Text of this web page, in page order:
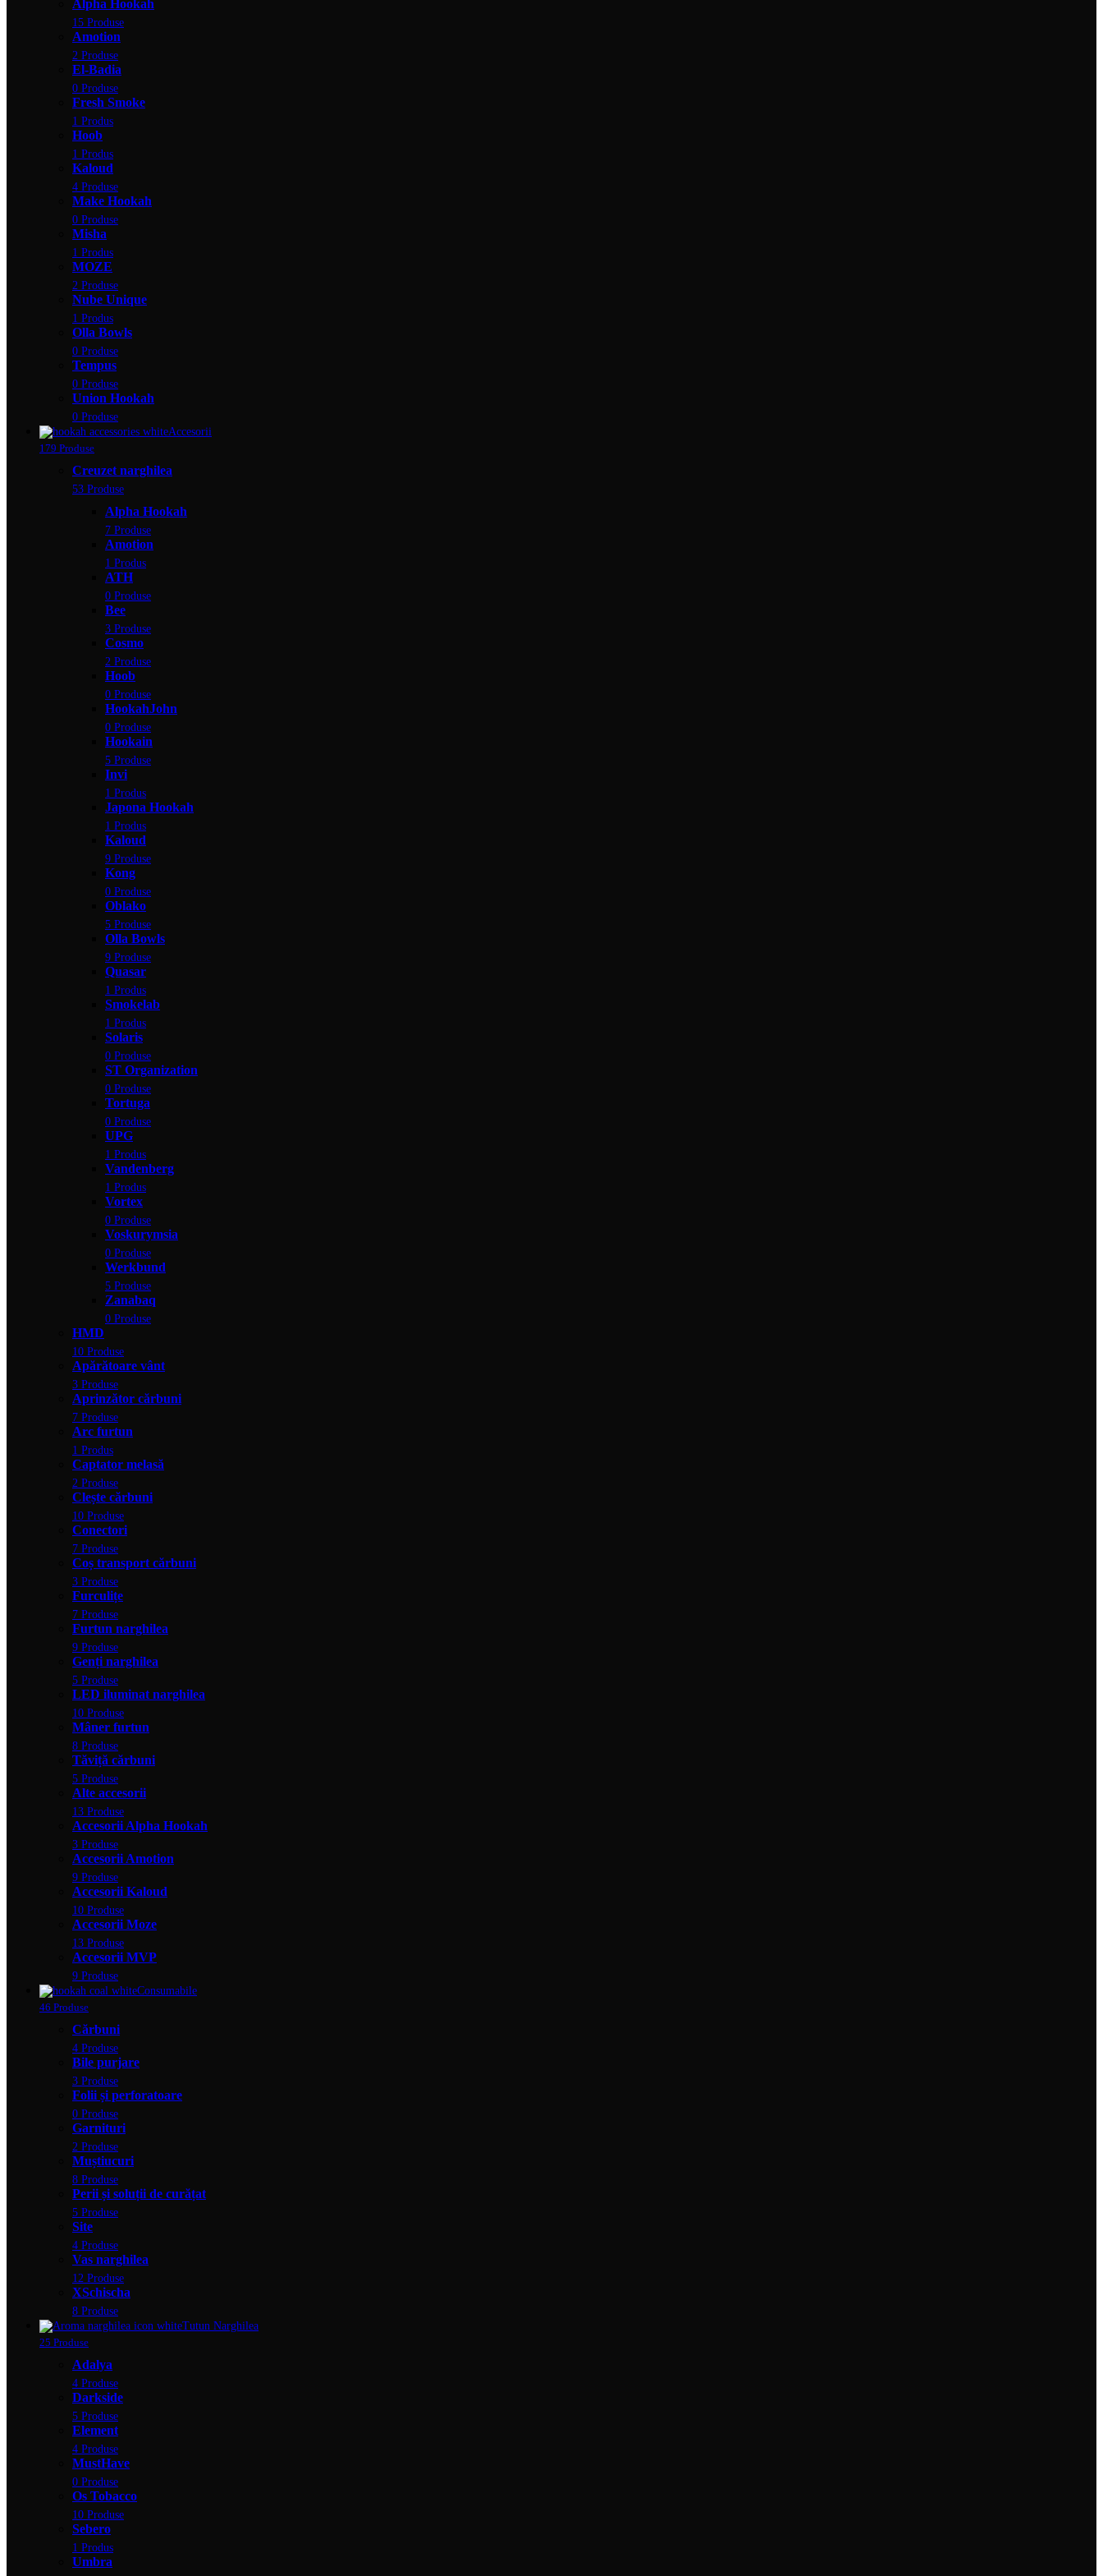
Alpha Hookah
15 Produse
Amotion
2 Produse
El-Badia
0 Produse
Fresh Smoke
1 Produs
Hoob
1 Produs
Kaloud
4 Produse
Make Hookah
0 Produse
Misha
1 Produs
MOZE
2 Produse
Nube Unique
1 Produs
Olla Bowls
0 Produse
Tempus
0 Produse
Union Hookah
0 Produse
Accesorii
179 Produse
Creuzet narghilea
53 Produse
Alpha Hookah
7 Produse
Amotion
1 Produs
ATH
0 Produse
Bee
3 Produse
Cosmo
2 Produse
Hoob
0 Produse
HookahJohn
0 Produse
Hookain
5 Produse
Invi
1 Produs
Japona Hookah
1 Produs
Kaloud
9 Produse
Kong
0 Produse
Oblako
5 Produse
Olla Bowls
9 Produse
Quasar
1 Produs
Smokelab
1 Produs
Solaris
0 Produse
ST Organization
0 Produse
Tortuga
0 Produse
UPG
1 Produs
Vandenberg
1 Produs
Vortex
0 Produse
Voskurymsia
0 Produse
Werkbund
5 Produse
Zanabaq
0 Produse
HMD
10 Produse
Apărătoare vânt
3 Produse
Aprinzător cărbuni
7 Produse
Arc furtun
1 Produs
Captator melasă
2 Produse
Clește cărbuni
10 Produse
Conectori
7 Produse
Coș transport cărbuni
3 Produse
Furculițe
7 Produse
Furtun narghilea
9 Produse
Genți narghilea
5 Produse
LED iluminat narghilea
10 Produse
Mâner furtun
8 Produse
Tăviță cărbuni
5 Produse
Alte accesorii
13 Produse
Accesorii Alpha Hookah
3 Produse
Accesorii Amotion
9 Produse
Accesorii Kaloud
10 Produse
Accesorii Moze
13 Produse
Accesorii MVP
9 Produse
Consumabile
46 Produse
Cărbuni
4 Produse
Bile purjare
3 Produse
Folii și perforatoare
0 Produse
Garnituri
2 Produse
Muștiucuri
8 Produse
Perii și soluții de curățat
5 Produse
Site
4 Produse
Vas narghilea
12 Produse
XSchischa
8 Produse
Tutun Narghilea
25 Produse
Adalya
4 Produse
Darkside
5 Produse
Element
4 Produse
MustHave
0 Produse
Os Tobacco
10 Produse
Sebero
1 Produs
Umbra